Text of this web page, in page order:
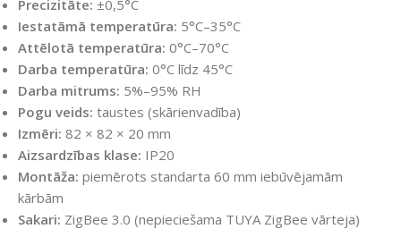
Precizitāte: ±0,5°C
Iestatāmā temperatūra: 5°C–35°C
Attēlotā temperatūra: 0°C–70°C
Darba temperatūra: 0°C līdz 45°C
Darba mitrums: 5%–95% RH
Pogu veids: taustes (skārienvadība)
Izmēri: 82 × 82 × 20 mm
Aizsardzības klase: IP20
Montāža: piemērots standarta 60 mm iebūvējamām
kārbām
Sakari: ZigBee 3.0 (nepieciešama TUYA ZigBee vārteja)